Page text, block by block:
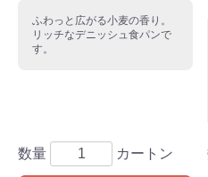
ふわっと広がる小麦の香り。
リッチなデニッシュ食パンで
す。
数量 カートン